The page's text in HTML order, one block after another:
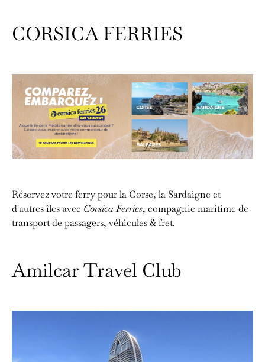
CORSICA FERRIES
Réservez votre ferry pour la Corse, la Sardaigne et
d'autres îles avec Corsica Ferries, compagnie maritime de
transport de passagers, véhicules & fret.
Amilcar Travel Club